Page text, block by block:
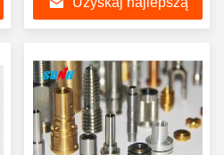
powierzchnią